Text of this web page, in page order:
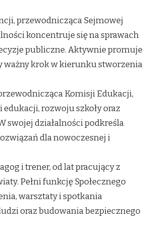
przewodnicząca Sejmowej
koncentruje się na sprawach
publiczne. Aktywnie promuje
ważny krok w kierunku stworzenia
Komisji Edukacji,
rozwoju szkoły oraz
swojej działalności podkreśla
dla nowoczesnej i
i trener, od lat pracujący z
Pełni funkcję Społecznego
warsztaty i spotkania
oraz budowania bezpiecznego